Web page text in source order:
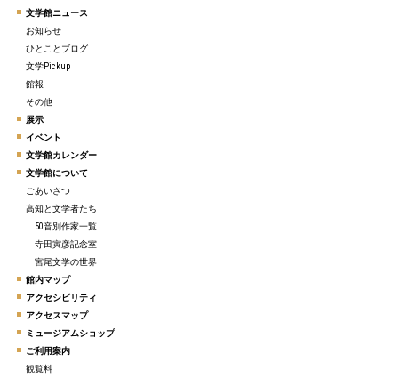
文学館ニュース
お知らせ
ひとことブログ
文学Pickup
館報
その他
展示
イベント
文学館カレンダー
文学館について
ごあいさつ
高知と文学者たち
50音別作家一覧
寺田寅彦記念室
宮尾文学の世界
館内マップ
アクセシビリティ
アクセスマップ
ミュージアムショップ
ご利用案内
観覧料